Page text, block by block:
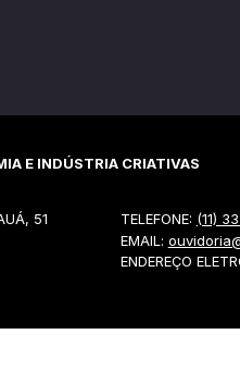
E INDÚSTRIA CRIATIVAS
51
TELEFONE: (11)
EMAIL:
ENDEREÇO